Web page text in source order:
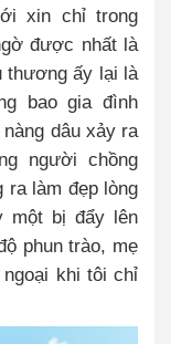
xin chỉ trong
được nhất là
thương ấy lại là
bao gia đình
dâu xảy ra
người chồng
ra làm đẹp lòng
một bị đẩy lên
phun trào, mẹ
khi tôi chỉ